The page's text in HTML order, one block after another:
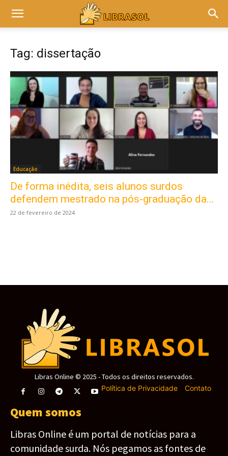
Tag: dissertação
Educação
De forma inédita, seis alunos surdos
defendem mestrado na pós-graduação da...
22 de fevereiro de 2024
Este site usa cookies para garantir que você
obtenha a melhor experiência em nosso site.
Ao usar nosso site você consente cookies.
Libras Online © 2025 - Todos os direitos reservados.
Política de Privacidade- Contato
Quem somos
Libras Online é um portal de notícias para a
comunidade surda. Nós pegamos as fontes de